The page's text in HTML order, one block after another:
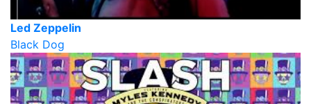
Led Zeppelin
Black Dog